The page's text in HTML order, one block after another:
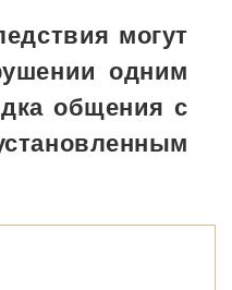
могут
одним
общения с